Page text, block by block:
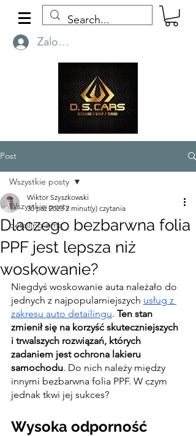
Zaloguj się
Post
Wszystkie posty
detailing zimą
Wszystkie posty
Dlaczego bezbarwna folia
PPF jest lepsza niż
woskowanie?
Wiktor Szyszkowski
30 paź 2023 2 minut(y) czytania
Niegdyś woskowanie auta należało do
jednych z najpopularniejszych usług z
zakresu auto detailingu. Ten stan
zmienił się na korzyść skuteczniejszych
i trwalszych rozwiązań, których
zadaniem jest ochrona lakieru
samochodu. Do nich należy między
innymi bezbarwna folia PPF. W czym
jednak tkwi jej sukces?
Wysoka odporność